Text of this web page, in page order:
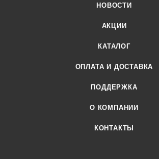
НОВОСТИ
АКЦИИ
КАТАЛОГ
ОПЛАТА И ДОСТАВКА
ПОДДЕРЖКА
О КОМПАНИИ
КОНТАКТЫ